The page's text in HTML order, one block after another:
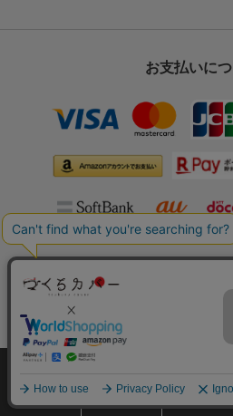
お支払いに
クレジット、代引決済、Amazonペイ
キャリア決済、ペイディ、コンビニ後
商品をさがす
サイズ
お買物ガイド